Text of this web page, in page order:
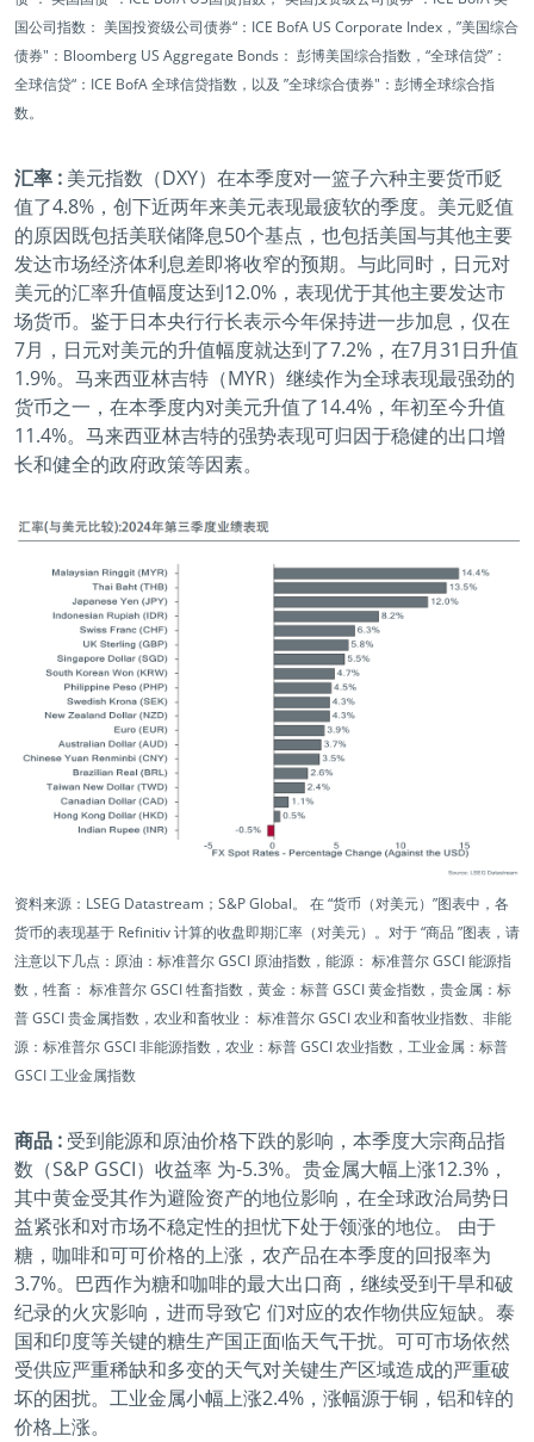
国公司指数： 美国投资级公司债券“：ICE BofA US Corporate Index，”美国综合
债券"：Bloomberg US Aggregate Bonds： 彭博美国综合指数，“全球信贷”：
全球信贷“：ICE BofA 全球信贷指数，以及 ”全球综合债券"：彭博全球综合指
数。
汇率 : 美元指数（DXY）在本季度对一篮子六种主要货币贬
值了4.8%，创下近两年来美元表现最疲软的季度。美元贬值
的原因既包括美联储降息50个基点，也包括美国与其他主要
发达市场经济体利息差即将收窄的预期。与此同时，日元对
美元的汇率升值幅度达到12.0%，表现优于其他主要发达市
场货币。鉴于日本央行行长表示今年保持进一步加息，仅在
7月，日元对美元的升值幅度就达到了7.2%，在7月31日升值
1.9%。马来西亚林吉特（MYR）继续作为全球表现最强劲的
货币之一，在本季度内对美元升值了14.4%，年初至今升值
11.4%。马来西亚林吉特的强势表现可归因于稳健的出口增
长和健全的政府政策等因素。
资料来源：LSEG Datastream；S&P Global。 在 “货币（对美元）”图表中，各
货币的表现基于 Refinitiv 计算的收盘即期汇率（对美元）。对于 “商品 ”图表，请
注意以下几点：原油：标准普尔 GSCI 原油指数，能源： 标准普尔 GSCI 能源指
数，牲畜： 标准普尔 GSCI 牲畜指数，黄金：标普 GSCI 黄金指数，贵金属：标
普 GSCI 贵金属指数，农业和畜牧业： 标准普尔 GSCI 农业和畜牧业指数、非能
源：标准普尔 GSCI 非能源指数，农业：标普 GSCI 农业指数，工业金属：标普
GSCI 工业金属指数
商品 : 受到能源和原油价格下跌的影响，本季度大宗商品指
数（S&P GSCI）收益率 为-5.3%。贵金属大幅上涨12.3%，
其中黄金受其作为避险资产的地位影响，在全球政治局势日
益紧张和对市场不稳定性的担忧下处于领涨的地位。 由于
糖，咖啡和可可价格的上涨，农产品在本季度的回报率为
3.7%。巴西作为糖和咖啡的最大出口商，继续受到干旱和破
纪录的火灾影响，进而导致它 们对应的农作物供应短缺。泰
国和印度等关键的糖生产国正面临天气干扰。可可市场依然
受供应严重稀缺和多变的天气对关键生产区域造成的严重破
坏的困扰。工业金属小幅上涨2.4%，涨幅源于铜，铝和锌的
价格上涨。